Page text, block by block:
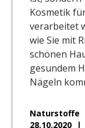
Kosmetik
verarbeitet
wie Sie mit
schönen
gesundem
Nägeln
Naturstoffe
28.10.2020